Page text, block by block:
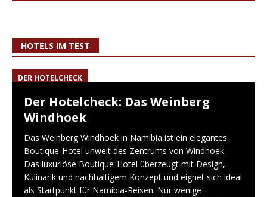
HOTELS IM TEST
DER HOTELCHECK
Der Hotelcheck: Das Weinberg
Windhoek
Das Weinberg Windhoek in Namibia ist ein elegantes
Boutique-Hotel unweit des Zentrums von Windhoek.
Das luxuriöse Boutique-Hotel überzeugt mit Design,
Kulinarik und nachhaltigem Konzept und eignet sich ideal
als Startpunkt für Namibia-Reisen. Nur wenige